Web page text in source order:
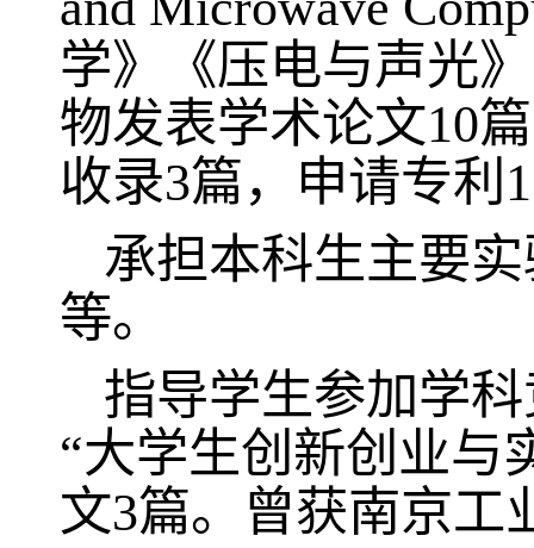
学》《压电与声光
物发表学术论文10
收录3篇，申请专利
承担本科生主要
等。
指导学生参加学
“大学生创新创业与
文3篇。曾获南京工